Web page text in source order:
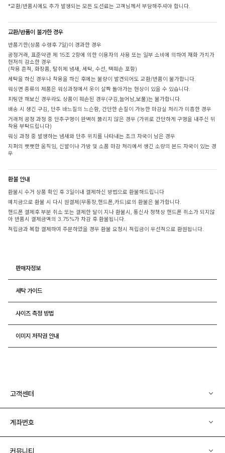
*교환/반품시에도 추가 발생되는 모든 도선료는 고객님께서 부담해주셔야 합니다.
교환/반품이 불가한 경우
반품기한(상품 수령후 7일)이 경과한 경우
공정거래, 표준약관 제 15조 2항에 의한 이용자의 사용 또는 일부 소비에 의하여 재화 가치가
현저히 감소한 경우
(착용 흔적, 화장품, 탈취제 냄새, 세탁, 수선, 택훼손 포함)
세탁을 하신 경우나 착용을 하신 후에는 불량이 발견되어도 교환/반품이 불가합니다.
워싱면 종류의 제품은 워싱과정에서 옷이 살짝 돌아가는 현상이 있을 수 있습니다.
피팅만 해보신 경우라도 상품이 훼손된 경우(구김,늘어남,보풀)는 불가합니다.
배송 시 생긴 구김, 단추 바느질의 느슨함, 간단한 손질이 가능한 마감실 처리가 미흡한 경우
거래처 공정 과정 중 단추구멍이 완벽히 뚫리지 않은 경우 (가위로 간단하게 구멍을 내주신 뒤
착용 부탁드립니다)
워싱 과정 중 발생하는 냄새와 단추 위치를 나타내는 초크 자국이 남은 경우
지퍼의 뻣뻣한 움직임, 신발이나 가방 및 소품 마감 처리에서 생긴 소량의 본드 자국이 있는 경
우
환불 안내
환불시 수거 상품 확인 후 3일이내 결제하신 방법으로 환불해드립니다
예치금으로 환불 시 다시 원결제(무통장,핸드폰,카드)로의 환불은 불가합니다.
핸드폰 결제후 부분 취소 또는 결제한 달이 지나 환불시, 통신사 정책상 핸드폰 취소가 되지않
아 반품시 결제금액의 3.75%가 차감 후 환불됩니다.
적립금과 복합 결제하여 주문하였을 경우 환불 요청시 적립금이 우선적으로 환원됩니다.
판매자정보
세탁 가이드
사이즈 측정 방법
이미지 저작권 안내
고객센터
계좌번호
커뮤니티